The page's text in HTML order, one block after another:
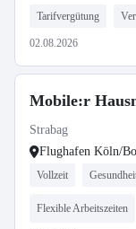
Tarifvergütung
02.08.2026
Mobile:r
Strabag
Flughafen Köln/
Vollzeit
Flexible Arbeitszeiten